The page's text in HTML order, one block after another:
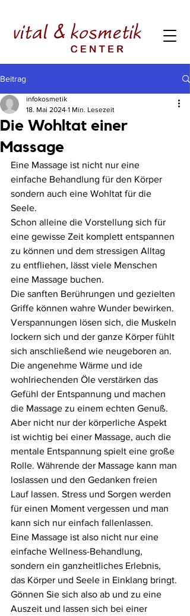
Beitrag
Die Wohltat einer
Massage
infokosmetik
18. Mai 2024 1 Min. Lesezeit
Eine Massage ist nicht nur eine
einfache Behandlung für den Körper
sondern auch eine Wohltat für die
Seele.
Schon alleine die Vorstellung sich für
eine gewisse Zeit komplett entspannen
zu können und dem stressigen Alltag
zu entfliehen, lässt viele Menschen
eine Massage buchen.
Die sanften Berührungen und gezielten
Griffe können wahre Wunder bewirken.
Verspannungen lösen sich, die Muskeln
lockern sich und der ganze Körper fühlt
sich anschließend wie neugeboren an.
Die angenehme Wärme und ide
wohlriechenden Öle verstärken das
Gefühl der Entspannung und machen
die Massage zu einem echten Genuß.
Aber nicht nur der körperliche Aspekt
ist wichtig bei einer Massage, auch die
mentale Entspannung spielt eine große
Rolle. Währende der Massage kann man
loslassen und den Gedanken freien
Lauf lassen. Stress und Sorgen werden
für einen Moment vergessen und man
kann sich nur einfach fallenlassen.
Eine Massage ist also nicht nur eine
einfache Wellness-Behandlung,
sondern ein ganzheitliches Erlebnis,
das Körper und Seele in Einklang bringt.
Gönnen Sie sich also ab und zu eine
Auszeit und lassen sich bei einer